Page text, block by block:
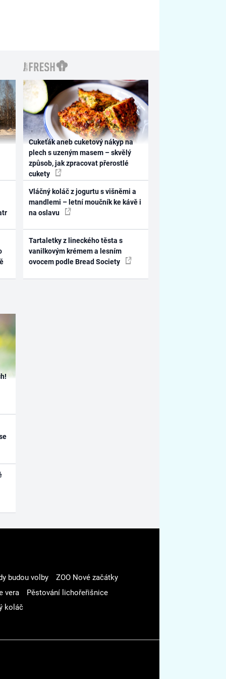
Cukeťák aneb cuketový nákyp na
plech s uzeným masem – skvělý
způsob, jak zpracovat přerostlé
cukety
Vláčný koláč z jogurtu s višněmi a
mandlemi – letní moučník ke kávě i
na oslavu
Tartaletky z lineckého těsta s
vanilkovým krémem a lesním
ovocem podle Bread Society
budou volby
ZOO Nové začátky
vera
Pěstování lichořeřišnice
koláč